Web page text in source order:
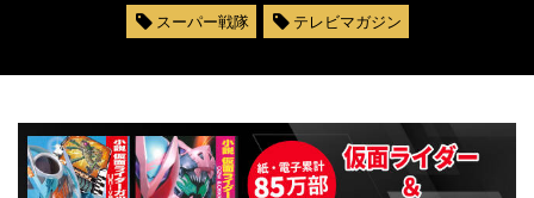
スーパー戦隊
テレビマガジン